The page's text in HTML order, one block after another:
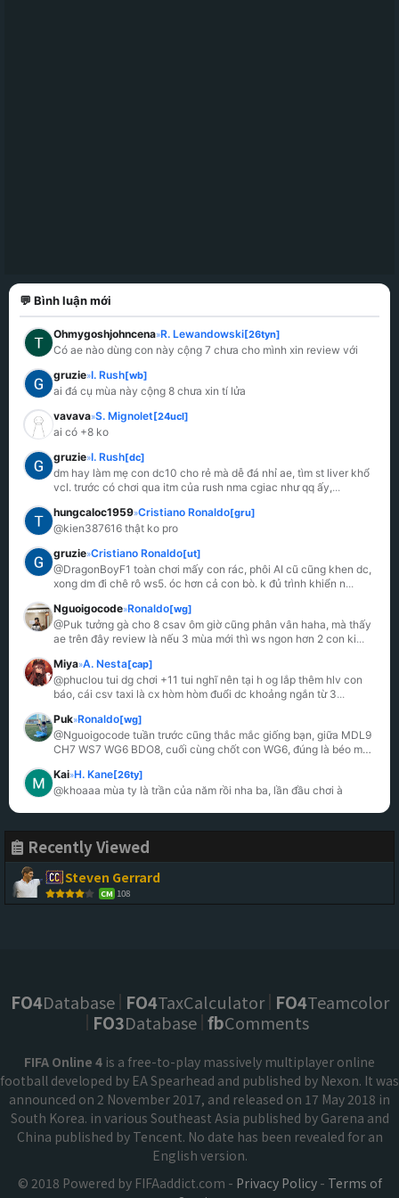
💬 Bình luận mới
Ohmygoshjohncena»R. Lewandowski[26tyn]
Có ae nào dùng con này cộng 7 chưa cho mình xin review với
gruzie»I. Rush[wb]
ai đá cụ mùa này cộng 8 chưa xin tí lửa
vavava»S. Mignolet[24ucl]
ai có +8 ko
gruzie»I. Rush[dc]
dm hay làm mẹ con dc10 cho rẻ mà dễ đá nhỉ ae, tìm st liver khổ
vcl. trước có chơi qua itm của rush nma cgiac như qq ấy,...
hungcaloc1959»Cristiano Ronaldo[gru]
@kien387616 thật ko pro
gruzie»Cristiano Ronaldo[ut]
@DragonBoyF1 toàn chơi mấy con rác, phôi AI cũ cũng khen dc,
xong dm đi chê rô ws5. óc hơn cả con bò. k đủ trình khiển n...
Nguoigocode»Ronaldo[wg]
@Puk tưởng gà cho 8 csav ôm giờ cũng phân vân haha, mà thấy
ae trên đây review là nếu 3 mùa mới thì ws ngon hơn 2 con ki...
Miya»A. Nesta[cap]
@phuclou tui dg chơi +11 tui nghĩ nên tại h og lắp thêm hlv con
báo, cái csv taxi là cx hòm hòm đuổi dc khoảng ngắn từ 3...
Puk»Ronaldo[wg]
@Nguoigocode tuần trước cũng thắc mắc giống bạn, giữa MDL9
CH7 WS7 WG6 BDO8, cuối cùng chốt con WG6, đúng là béo mà
Kai»H. Kane[26ty]
@khoaaa mùa ty là trần của năm rồi nha ba, lần đầu chơi à
Recently Viewed
Steven Gerrard
CM 108
FO4Database FO4TaxCalculator FO4Teamcolor
FO3Database fbComments
FIFA Online 4 is a free-to-play massively multiplayer online
football developed by EA Spearhead and published by Nexon. It was
announced on 2 November 2017, and released on 17 May 2018 in
South Korea. in various Southeast Asia published by Garena and
China published by Tencent. No date has been revealed for an
English version.
© 2018 Powered by FIFAaddict.com - Privacy Policy- Terms of